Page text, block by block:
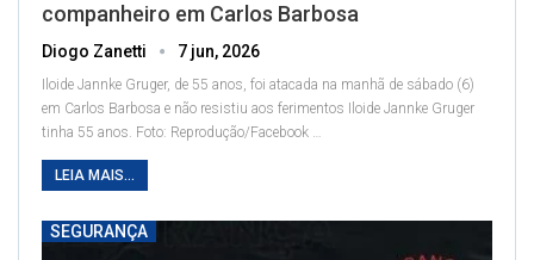
companheiro em Carlos Barbosa
Diogo Zanetti 7 jun, 2026
Iloide Jannke Gruger, de 55 anos, foi atacada na manhã de sábado (6)
em Carlos Barbosa e não resistiu aos ferimentos
Iloide Jannke Gruger
tinha 55 anos. Foto: Reprodução/Facebook …
LEIA MAIS...
SEGURANÇA